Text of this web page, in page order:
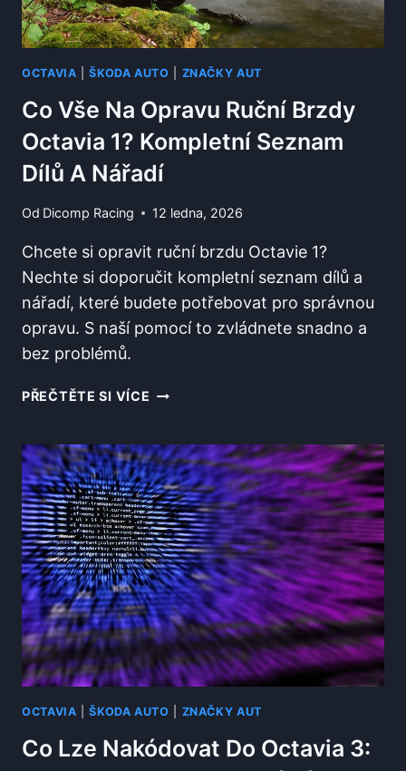
OCTAVIA |ŠKODA AUTO ZNAČKY AUT
Co Vše Na Opravu Ruční Brzdy
Octavia 1? Kompletní Seznam
Dílů A Nářadí
Od Dicomp Racing 12 ledna, 2026
Chcete si opravit ruční brzdu Octavie 1?
Nechte si doporučit kompletní seznam dílů a
nářadí, které budete potřebovat pro správnou
opravu. S naší pomocí to zvládnete snadno a
bez problémů.
PŘEČTĚTE SI VÍCE CO
OPRAVU
RUČNÍ
BRZDY
OCTAVIA
1?
KOMPLETNÍ
SEZNAM
DÍLŮ
A
NÁŘADÍ
OCTAVIA |ŠKODA AUTO ZNAČKY AUT
Co Lze Nakódovat Do Octavia 3: